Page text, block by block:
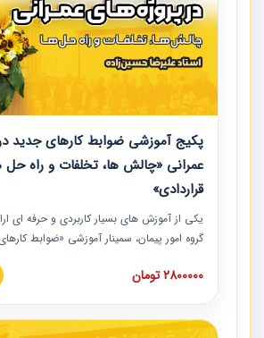
پکیج آموزشی ضوابط کارهای جدید
عمرانی «چالش ها، تخلفات و راه حل
قراردادی»
یکی از آموزش‏‏‏‏‏‏ های بسیار کاربردی و حرفه‏ ای
گروه امور پیمان، سمینار آموزشی «ضوابط
های عمرانی» چالش ها، تخلفات و راه حل ها
است که در محل سندیکای شرکت های
مدارک پیمان به همراه تجربیات عملی ارائه
2800000 تومان